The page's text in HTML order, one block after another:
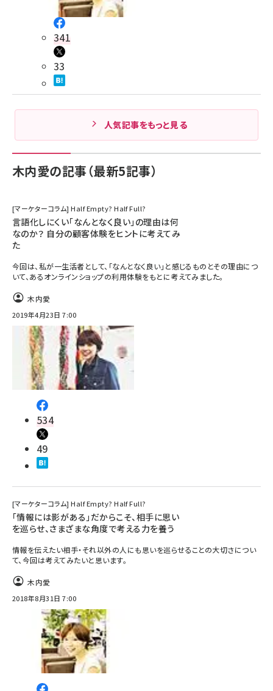
341
33
人気記事をもっと見る
木内愛の記事（最新5記事）
[マーケターコラム] Half Empty? Half Full?
言語化しにくい「なんとなく良い」の理由は何
なのか？ 自分の顧客体験をヒントに考えてみ
た
今回は、私が一生活者として、「なんとなく良い」と感じるものとその理由につ
いて、あるオンラインショップの利用体験をもとに考えてみました。
木内愛
2019年4月23日 7:00
534
49
[マーケターコラム] Half Empty? Half Full?
「情報には影がある」だからこそ、相手に思い
を巡らせ、さまざまな角度で考える力を養う
情報を伝えたい相手・それ以外の人にも思いを巡らせることの大切さについ
て、今回は考えてみたいと思います。
木内愛
2018年8月31日 7:00